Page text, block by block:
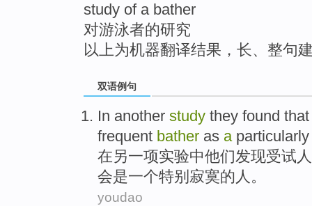
study of a bather
对游泳者的研究
以上为机器翻译结果，长、整句
双语例句
In another study they found that
frequent bather as a particularly
在另一项实验中他们发现受试
会是一个特别 寂寞的人。
youdao